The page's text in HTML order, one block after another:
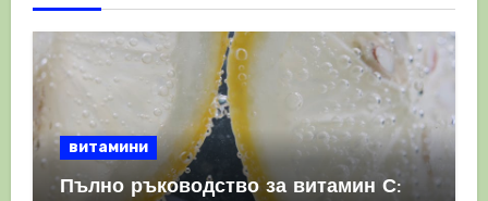
витамини
Пълно ръководство за витамин С: